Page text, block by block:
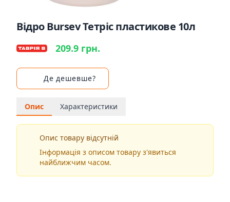
Відро Bursev Тетріс пластикове 10л
209.9 грн.
Де дешевше?
Опис Характеристики
Опис товару відсутній
Інформація з описом товару з'явиться
найближчим часом.